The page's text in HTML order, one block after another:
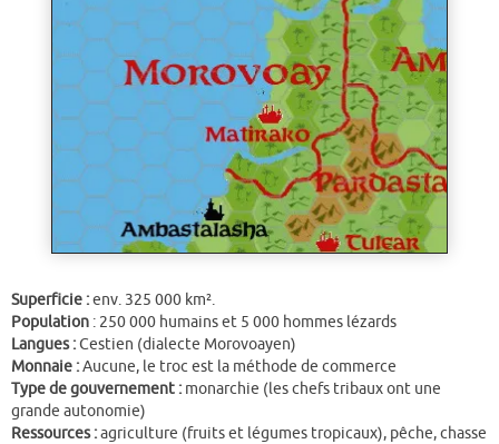
Superficie :env. 325 000 km².
Population : 250 000 humains et 5 000 hommes lézards
Langues :Cestien (dialecte Morovoayen)
Monnaie :Aucune, le troc est la méthode de commerce
Type de gouvernement : monarchie (les chefs tribaux ont une
grande autonomie)
Ressources :agriculture (fruits et légumes tropicaux), pêche, chasse